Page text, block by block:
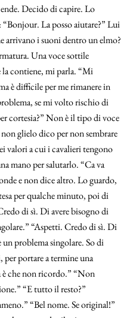
Decido di capire. Lo
La posso aiutare?” Lui
arrivano i suoni dentro un elmo?
Una voce sottile
contiene, mi parla. “Mi
è difficile per me rimanere in
se mi volto rischio di
cortesia?” Non è il tipo di voce
glielo dico per non sembrare
valori a cui i cavalieri tengono
mano per salutarlo. “Ca va
e non dice altro. Lo guardo,
per qualche minuto, poi di
di sì. Di avere bisogno di
“Aspetti. Credo di sì. Di
problema singolare. So di
per portare a termine una
che non ricordo.” “Non
“E tutto il resto?”
“Bel nome. Se original!”